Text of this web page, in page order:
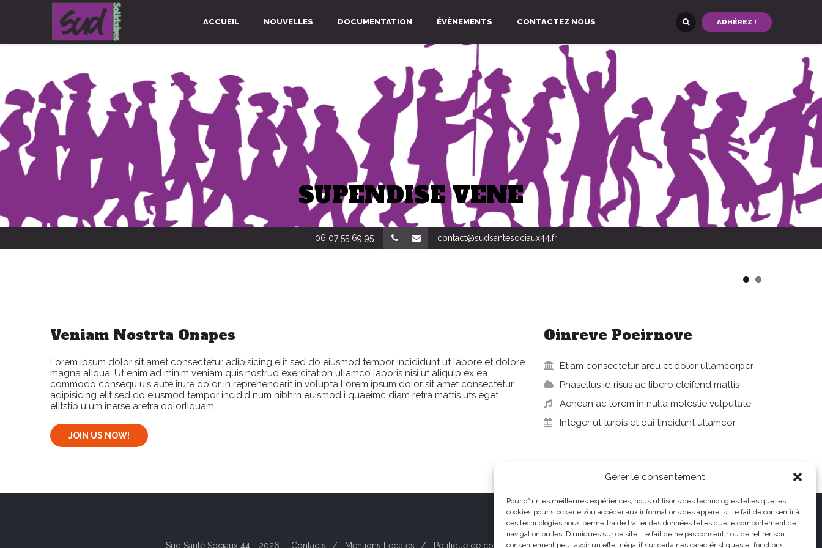
Gérer le consentement
Pour offrir les meilleures expériences, nous utilisons des technologies telles que les
cookies pour stocker et/ou accéder aux informations des appareils. Le fait de consentir à
ces technologies nous permettra de traiter des données telles que le comportement de
navigation ou les ID uniques sur ce site. Le fait de ne pas consentir ou de retirer son
consentement peut avoir un effet négatif sur certaines caractéristiques et fonctions.
ACCUEIL NOUVELLES DOCUMENTATION ÉVÈNEMENTS CONTACTEZ NOUS ADHÉREZ !
SUPENDISE VENE
06 07 55 69 95 contact@sudsantesociaux44.fr
Veniam Nostrta Onapes
Lorem ipsum dolor sit amet consectetur adipisicing elit sed do eiusmod tempor incididunt ut labore et dolore
magna aliqua. Ut enim ad minim veniam quis nostrud exercitation ullamco laboris nisi ut aliquip ex ea
commodo consequ uis aute irure dolor in reprehenderit in volupta Lorem ipsum dolor sit amet consectetur
adipisicing elit sed do eiusmod tempor incidid num nibhrn euismod i quaeimc diam retra mattis uts eget
elitstib ulum inerse aretra dolorliquam.
JOIN US NOW!
Oinreve Poeirnove
Etiam consectetur arcu et dolor ullamcorper
Phasellus id risus ac libero eleifend mattis
Aenean ac lorem in nulla molestie vulputate
Integer ut turpis et dui tincidunt ullamcor
Sud Santé Sociaux 44 - 2026 - Contacts Mentions Légales Politique de cookies (UE) Politique de confidentialité